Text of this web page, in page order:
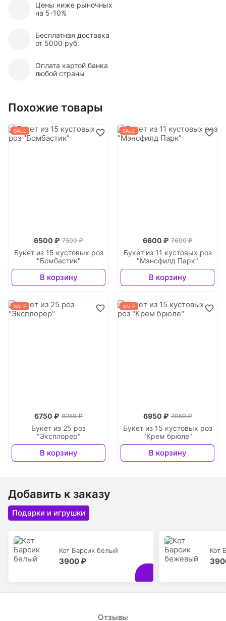
Цены ниже рыночных
на 5-10%
Бесплатная доставка
от 5000 руб.
Оплата картой банка
любой страны
Похожие товары
SALE
Букет из 15 кустовых роз
"Бомбастик"
6500 ₽ 7500 ₽
В корзину
SALE
Букет из 11 кустовых роз
"Мэнсфилд Парк"
6600 ₽ 7600 ₽
В корзину
SALE
Букет из 25 роз
"Эксплорер"
6750 ₽ 8250 ₽
В корзину
SALE
Букет из 15 кустовых роз
"Крем брюле"
6950 ₽ 7950 ₽
В корзину
Добавить к заказу
Подарки и игрушки
Кот Барсик белый
3900 ₽
Кот
Отзывы